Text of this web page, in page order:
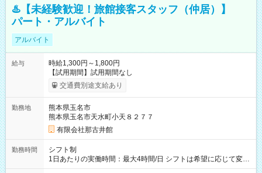
♨️【未経験歓迎！旅館接客スタッフ（仲居）】
パート・アルバイト
アルバイト
給与
時給1,300円～1,800円
【試用期間】試用期間なし
交通費別途支給あり
勤務地
熊本県玉名市
熊本県玉名市天水町小天８２７７
有限会社那古井館
勤務時間
シフト制
1日あたりの実働時間：最大4時間/日 シフトは希望に応じて変更
します。